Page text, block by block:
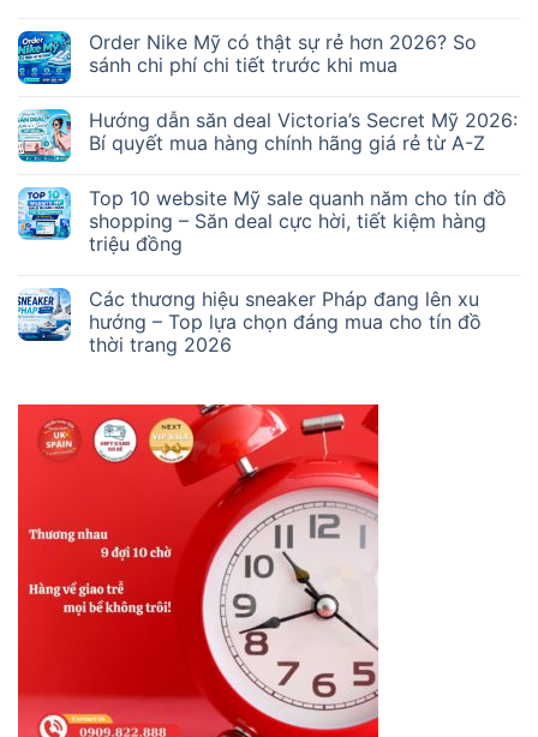
Order Nike Mỹ có thật sự rẻ hơn 2026? So
sánh chi phí chi tiết trước khi mua
Hướng dẫn săn deal Victoria’s Secret Mỹ 2026:
Bí quyết mua hàng chính hãng giá rẻ từ A-Z
Top 10 website Mỹ sale quanh năm cho tín đồ
shopping – Săn deal cực hời, tiết kiệm hàng
triệu đồng
Các thương hiệu sneaker Pháp đang lên xu
hướng – Top lựa chọn đáng mua cho tín đồ
thời trang 2026